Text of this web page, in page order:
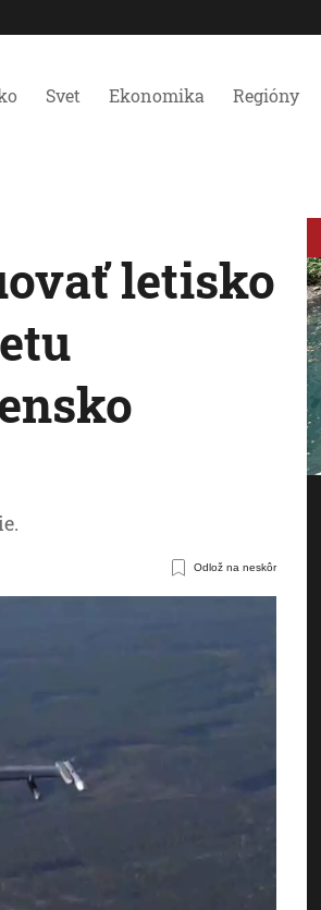
Svet Ekonomika Regióny
letisko
Odlož na neskôr